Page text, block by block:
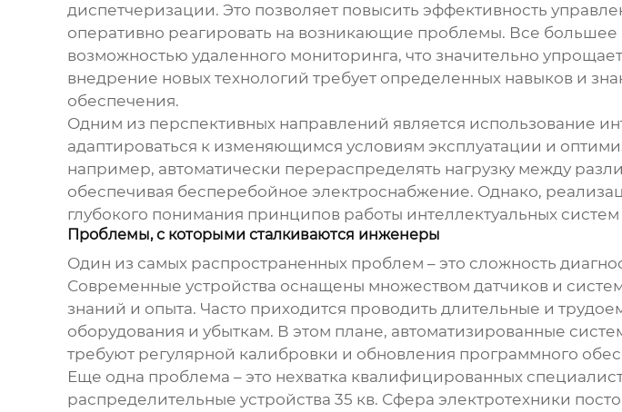
диспетчеризации. Это позволяет повысить эффективность
оперативно реагировать на возникающие проблемы. Все
возможностью удаленного мониторинга, что значительно
внедрение новых технологий требует определенных навыков и
обеспечения.
Одним из перспективных направлений является использование
адаптироваться к изменяющимся условиям эксплуатации и
например, автоматически перераспределять нагрузку между
обеспечивая бесперебойное электроснабжение. Однако,
глубокого понимания принципов работы интеллектуальных
Проблемы, с которыми сталкиваются инженеры
Один из самых распространенных проблем – это сложность
Современные устройства оснащены множеством датчиков и
знаний и опыта. Часто приходится проводить длительные и
оборудования и убыткам. В этом плане, автоматизированные
требуют регулярной калибровки и обновления программного
Еще одна проблема – это нехватка квалифицированных
распределительные устройства 35 кв. Сфера электротехники